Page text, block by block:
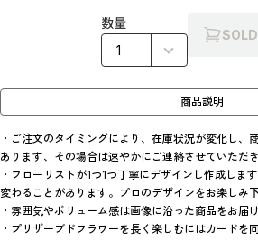
数量
商品説明
・ご注文のタイミングにより、在庫状況が変化し、
あります、その場合は速やかにご連絡させていただき
・フローリストが1つ1つ丁寧にデザインし作成しま
変わることがあります。プロのデザインをお楽しみ下
・雰囲気やボリューム感は画像に沿った商品をお届
・プリザーブドフラワーを長く楽しむにはカードを